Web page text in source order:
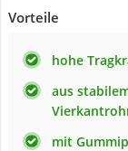
Vorteile
hohe
aus
mit